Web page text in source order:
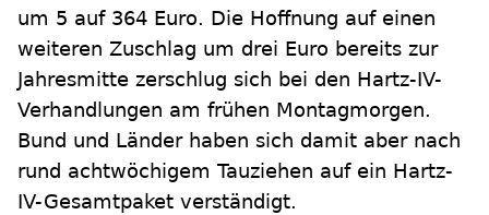
um 5 auf 364 Euro. Die Hoffnung auf einen
weiteren Zuschlag um drei Euro bereits zur
Jahresmitte zerschlug sich bei den Hartz-IV-
Verhandlungen am frühen Montagmorgen.
Bund und Länder haben sich damit aber nach
rund achtwöchigem Tauziehen auf ein Hartz-
IV-Gesamtpaket verständigt.